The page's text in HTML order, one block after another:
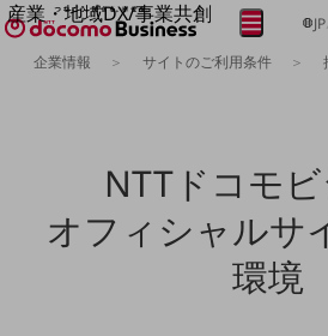
産業・地域DX/事業共創
OPEN HUB for Plural Futures
記事コンテンツ
プレイヤー(カタリスト/パートナー企業)
Smart World
産業・地域DXプラットフォーマーとして
JP
メニュー
開く
フリーワードでNTTドコモビジネスの
企業情報 サイトのご利用条件
NTTドコモ
オフィシャルサ
環境